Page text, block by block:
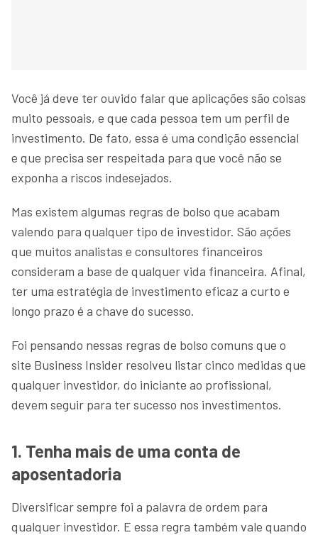
Você já deve ter ouvido falar que aplicações são coisas
muito pessoais, e que cada pessoa tem um perfil de
investimento. De fato, essa é uma condição essencial
e que precisa ser respeitada para que você não se
exponha a riscos indesejados.
Mas existem algumas regras de bolso que acabam
valendo para qualquer tipo de investidor. São ações
que muitos analistas e consultores financeiros
consideram a base de qualquer vida financeira. Afinal,
ter uma estratégia de investimento eficaz a curto e
longo prazo é a chave do sucesso.
Foi pensando nessas regras de bolso comuns que o
site Business Insider resolveu listar cinco medidas que
qualquer investidor, do iniciante ao profissional,
devem seguir para ter sucesso nos investimentos.
1. Tenha mais de uma conta de
aposentadoria
Diversificar sempre foi a palavra de ordem para
qualquer investidor. E essa regra também vale quando